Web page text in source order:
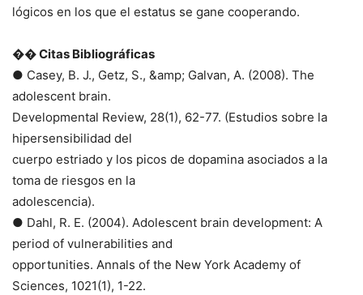
lógicos en los que el estatus se gane cooperando.
�� Citas Bibliográficas
● Casey, B. J., Getz, S., &amp; Galvan, A. (2008). The
adolescent brain.
Developmental Review, 28(1), 62-77. (Estudios sobre la
hipersensibilidad del
cuerpo estriado y los picos de dopamina asociados a la
toma de riesgos en la
adolescencia).
● Dahl, R. E. (2004). Adolescent brain development: A
period of vulnerabilities and
opportunities. Annals of the New York Academy of
Sciences, 1021(1), 1-22.